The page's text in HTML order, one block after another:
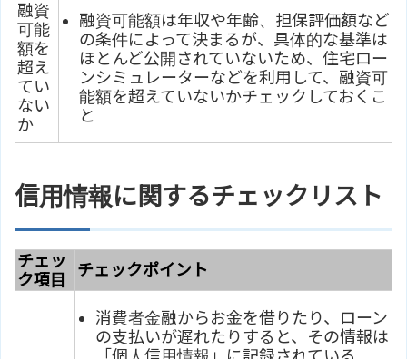
融資
可能
額を
超え
てい
ない
か
融資可能額は年収や年齢、担保評価額など
の条件によって決まるが、具体的な基準は
ほとんど公開されていないため、住宅ロー
ンシミュレーターなどを利用して、融資可
能額を超えていないかチェックしておくこ
と
信用情報に関するチェックリスト
チェッ
ク項目
チェックポイント
消費者金融からお金を借りたり、ローン
の支払いが遅れたりすると、その情報は